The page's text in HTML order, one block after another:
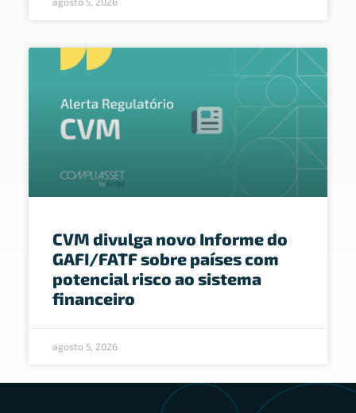
CVM divulga novo Informe do
GAFI/FATF sobre países com
potencial risco ao sistema
financeiro
agosto 5, 2026